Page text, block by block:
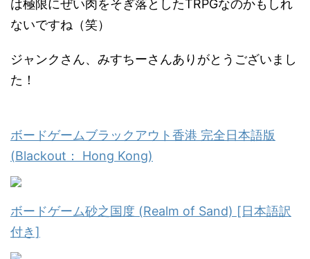
は極限にぜい肉をそぎ落としたTRPGなのかもしれ
ないですね（笑）
ジャンクさん、みすちーさんありがとうございまし
た！
ボードゲームブラックアウト香港 完全日本語版
(Blackout： Hong Kong)
ボードゲーム砂之国度 (Realm of Sand) [日本語訳
付き]